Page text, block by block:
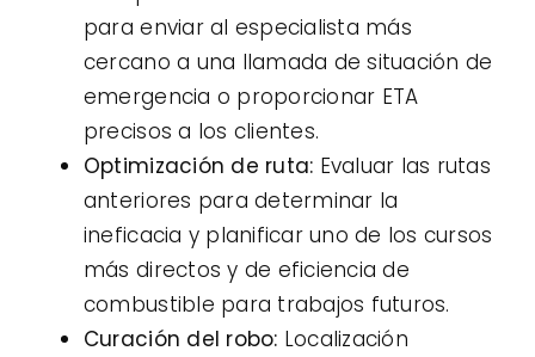
para enviar al especialista más
cercano a una llamada de situación de
emergencia o proporcionar ETA
precisos a los clientes.
Optimización de ruta: Evaluar las rutas
anteriores para determinar la
ineficacia y planificar uno de los cursos
más directos y de eficiencia de
combustible para trabajos futuros.
Curación del robo: Localización